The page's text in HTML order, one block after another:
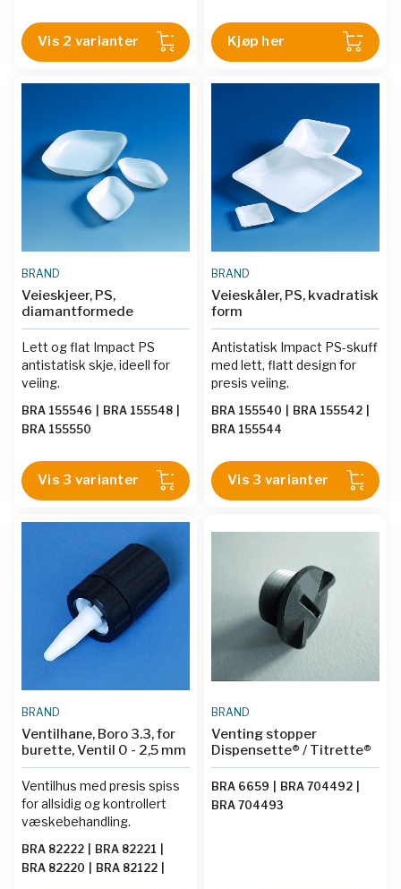
Vis 2 varianter Kjøp her
BRAND
Veieskjeer, PS,
diamantformede
Lett og flat Impact PS
antistatisk skje, ideell for
veiing.
BRA 155546 BRA 155548
BRA 155550
Vis 3 varianter
BRAND
Veieskåler, PS, kvadratisk
form
Antistatisk Impact PS-skuff
med lett, flatt design for
presis veiing.
BRA 155540 BRA 155542
BRA 155544
Vis 3 varianter
BRAND
Ventilhane, Boro 3.3, for
burette, Ventil 0 - 2,5 mm
Ventilhus med presis spiss
for allsidig og kontrollert
væskebehandling.
BRA 82222 BRA 82221
BRA 82220
BRA 82122
BRAND
Venting stopper
Dispensette® / Titrette®
BRA 6659 BRA 704492
BRA 704493